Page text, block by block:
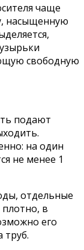
чаще
насыщенную
свободную
подают
на один
не менее 1
отдельные
в
его
труб.